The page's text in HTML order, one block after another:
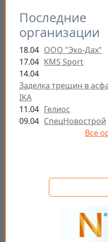
Последние
организации
18.04 ООО "Эко-Дах"
17.04 KMS Sport
14.04
Заделка трещин в
IKA
11.04 Гелиос
09.04 СпецНовострой
Все